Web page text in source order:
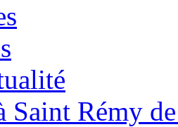
Saint Rémy